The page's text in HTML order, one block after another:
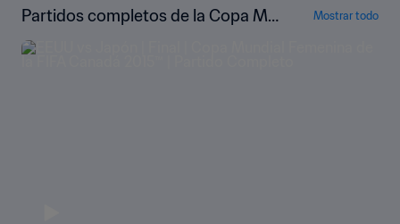
Partidos completos de la Copa Mu
ndial Femenina de la FIFA Canadá 2
015
Mostrar todo